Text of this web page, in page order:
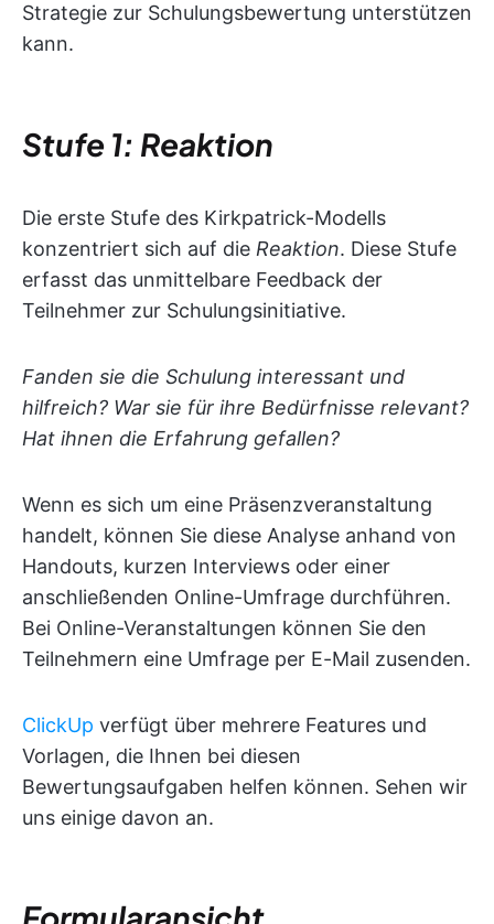
Strategie zur Schulungsbewertung unterstützen
kann.
Stufe 1: Reaktion
Die erste Stufe des Kirkpatrick-Modells
konzentriert sich auf die Reaktion. Diese Stufe
erfasst das unmittelbare Feedback der
Teilnehmer zur Schulungsinitiative.
Fanden sie die Schulung interessant und
hilfreich? War sie für ihre Bedürfnisse relevant?
Hat ihnen die Erfahrung gefallen?
Wenn es sich um eine Präsenzveranstaltung
handelt, können Sie diese Analyse anhand von
Handouts, kurzen Interviews oder einer
anschließenden Online-Umfrage durchführen.
Bei Online-Veranstaltungen können Sie den
Teilnehmern eine Umfrage per E-Mail zusenden.
ClickUp verfügt über mehrere Features und
Vorlagen, die Ihnen bei diesen
Bewertungsaufgaben helfen können. Sehen wir
uns einige davon an.